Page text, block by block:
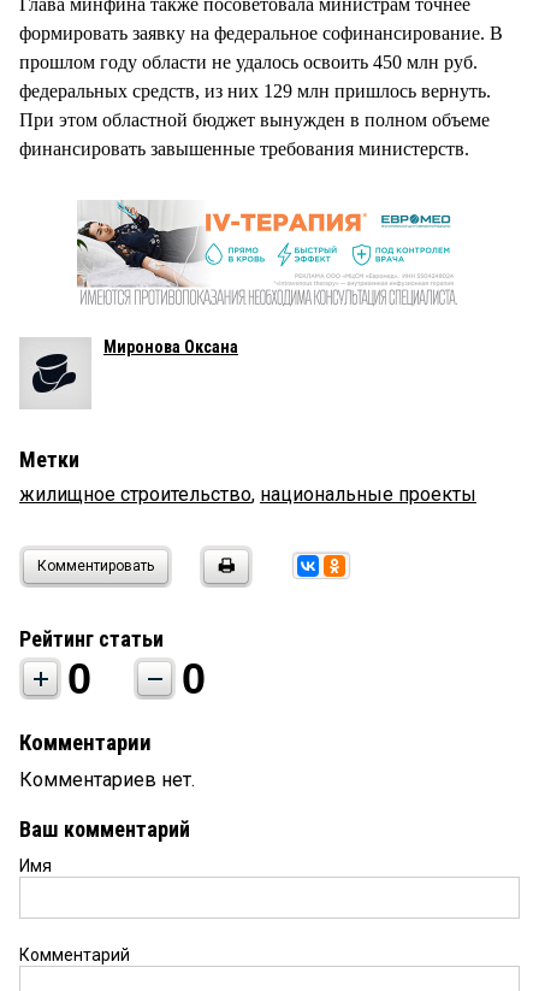
формировать заявку на федеральное софинансирование. В
прошлом году области не удалось освоить 450 млн руб.
федеральных средств, из них 129 млн пришлось вернуть.
При этом областной бюджет вынужден в полном объеме
финансировать завышенные требования министерств.
Миронова Оксана
Метки
жилищное строительство, национальные проекты
Комментировать
Рейтинг статьи
0 0
Комментарии
Комментариев нет.
Ваш комментарий
Имя
Комментарий